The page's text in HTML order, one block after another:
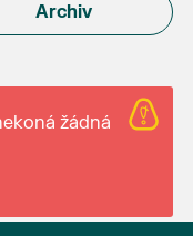
Archiv
žádná